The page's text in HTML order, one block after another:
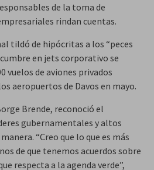
de la toma de
rindan cuentas.
tildó de hipócritas a los “peces
en jets corporativo se
vuelos de aviones privados
aeropuertos de Davos en mayo.
Brende, reconoció el
gubernamentales y altos
“Creo que lo que es más
de que tenemos acuerdos sobre
respecta a la agenda verde”,